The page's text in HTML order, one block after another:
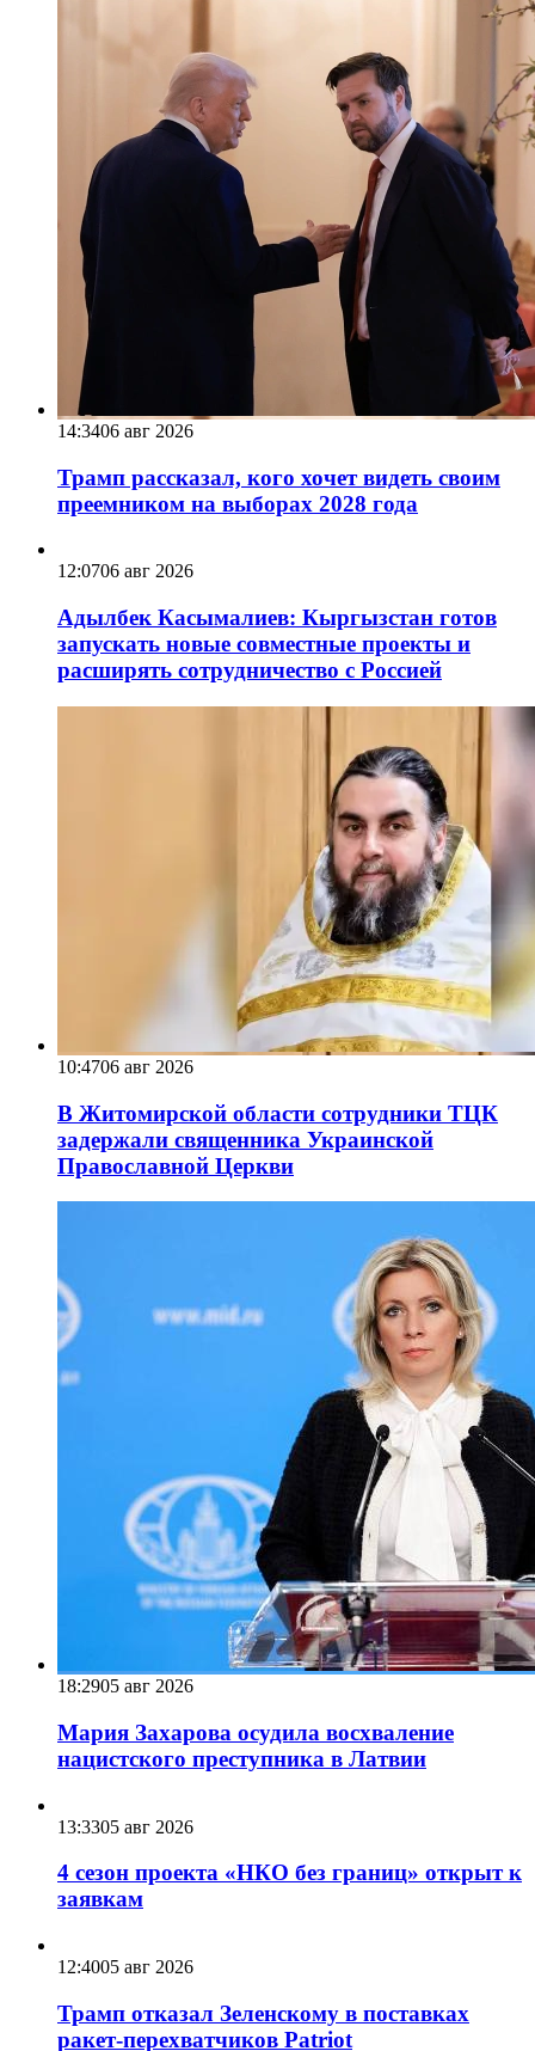
14:3406 авг 2026
Трамп рассказал, кого хочет видеть своим
преемником на выборах 2028 года
12:0706 авг 2026
Адылбек Касымалиев: Кыргызстан готов
запускать новые совместные проекты и
расширять сотрудничество с Россией
10:4706 авг 2026
В Житомирской области сотрудники ТЦК
задержали священника Украинской
Православной Церкви
18:2905 авг 2026
Мария Захарова осудила восхваление
нацистского преступника в Латвии
13:3305 авг 2026
4 сезон проекта «НКО без границ» открыт к
заявкам
12:4005 авг 2026
Трамп отказал Зеленскому в поставках
ракет-перехватчиков Patriot